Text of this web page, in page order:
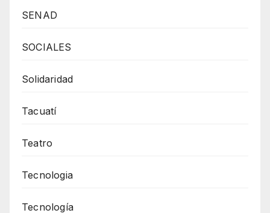
SENAD
SOCIALES
Solidaridad
Tacuatí
Teatro
Tecnologia
Tecnología